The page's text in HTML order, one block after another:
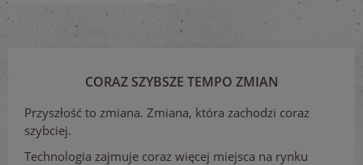
CORAZ SZYBSZE TEMPO ZMIAN
Przyszłość to zmiana. Zmiana, która zachodzi coraz
szybciej.
Technologia zajmuje coraz więcej miejsca na rynku